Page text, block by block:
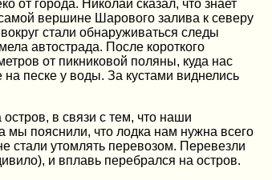
от города. Николай сказал, что знает
вершине Шарового залива к северу
стали обнаруживаться следы
автострада. После короткого
от пикниковой поляны, куда нас
песке у воды. За кустами виднелись
в связи с тем, что наши
мы пояснили, что лодка нам нужна всего
стали утомлять перевозом. Перевезли
и вплавь перебрался на остров.